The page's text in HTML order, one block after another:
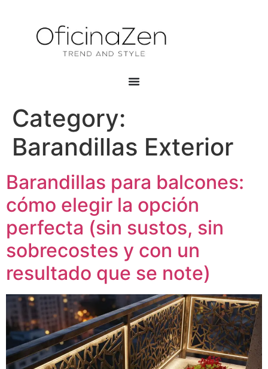
Category:
Barandillas Exterior
Barandillas para balcones:
cómo elegir la opción
perfecta (sin sustos, sin
sobrecostes y con un
resultado que se note)